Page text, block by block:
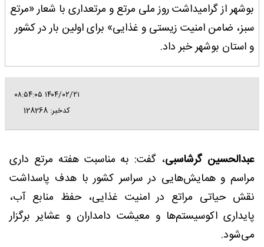
بوشهر از گرامیداشت روز ملی مرتع و مرتعداری با شعار «مرتع
سبز، ضامن امنیت زیستی و غذایی» برای اولین بار در کشور
و استان بوشهر خبر داد.
۱۴۰۴/۰۲/۲۱ ۰۸:۵۴:۰۵
کدخبر: 128268
عبدالحسین گرشاسبی، گفت: به مناسبت هفته مرتع داری
مراسم و همایش‌هایی در سراسر کشور با هدف پاسداشت
نقش حیاتی مراتع در امنیت غذایی، حفظ منابع آب،
پایداری اکوسیستم‌ها و معیشت دامداران و عشایر برگزار
می‌شود.